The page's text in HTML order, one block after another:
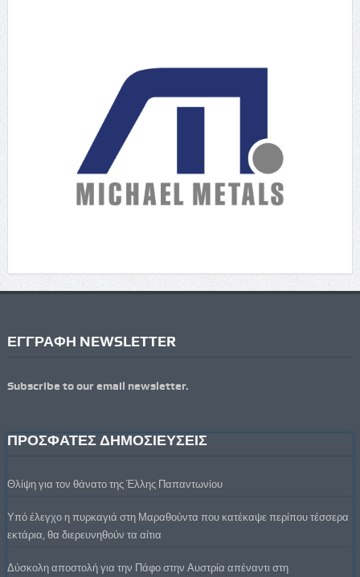
ΕΓΓΡΑΦΗ NEWSLETTER
Subscribe to our email newsletter.
ΠΡΟΣΦΑΤΕΣ ΔΗΜΟΣΙΕΥΣΕΙΣ
Θλίψη για τον θάνατο της Έλλης Παπαντωνίου
Υπό έλεγχο η πυρκαγιά στη Μαραθούντα που κατέκαψε περίπου τέσσερα
εκτάρια, θα διερευνηθούν τα αίτια
Δύσκολη αποστολή για την Πάφο στην Αυστρία απέναντι στη